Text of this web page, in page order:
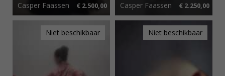
Casper Faassen € 2.500,00
40 cm x 50 cm
Casper Faassen € 2.250,00
25 cm x 35 cm € 33,75 p.m.
Niet beschikbaar Niet beschikbaar